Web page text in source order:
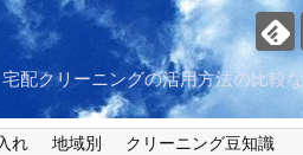
配クリーニングの活用方法の比較な
れ 地域別 クリーニング豆知識